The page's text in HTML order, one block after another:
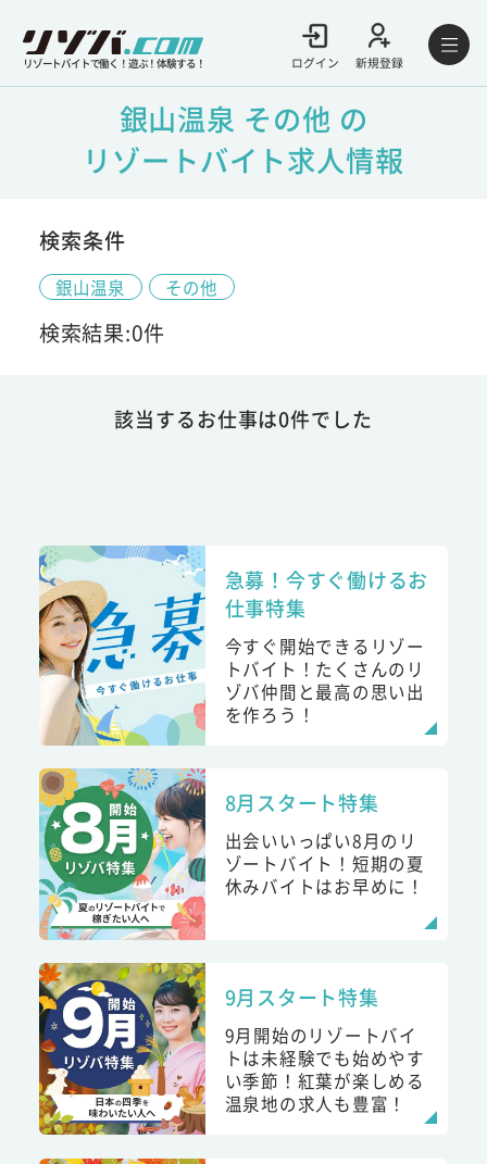
リゾートバイトで働く！遊ぶ！体験する！ ログイン 新規登録
銀山温泉 その他 の
リゾートバイト求人情報
検索条件
銀山温泉 その他
検索結果:0件
該当するお仕事は0件でした
急募！今すぐ働けるお
仕事特集
今すぐ開始できるリゾー
トバイト！たくさんのリ
ゾバ仲間と最高の思い出
を作ろう！
8月スタート特集
出会いいっぱい8月のリ
ゾートバイト！短期の夏
休みバイトはお早めに！
9月スタート特集
9月開始のリゾートバイ
トは未経験でも始めやす
い季節！紅葉が楽しめる
温泉地の求人も豊富！